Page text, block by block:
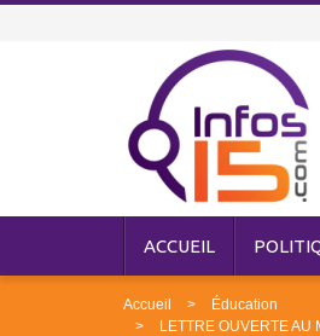
ACCUEIL
Accueil
Éducation
LETTRE OUVERTE AU